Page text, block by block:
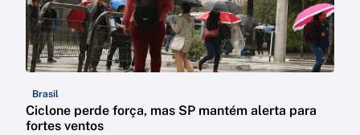
Brasil
Ciclone perde força, mas SP mantém alerta para
fortes ventos